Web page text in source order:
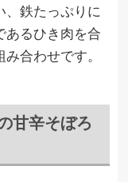
、鉄たっぷりに
あるひき肉を合
合わせです。
甘辛そぼろ